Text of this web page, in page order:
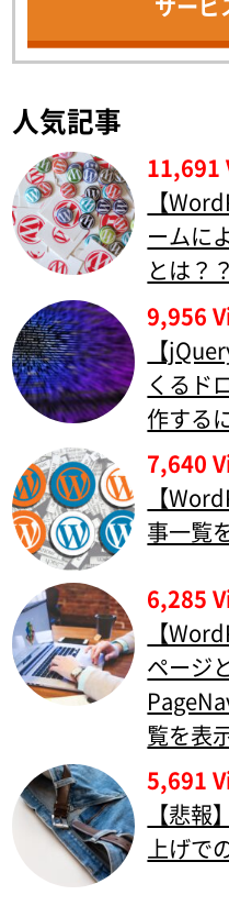
サービ
人気記事
11,691
【
ームに
とは？？
9,956
【
くるド
作する
7,640
【
事一覧
6,285
【
ページ
覧を表
5,691
【悲
上げで